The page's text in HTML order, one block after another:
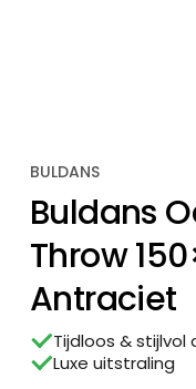
BULDANS
Buldans
Throw
Antraciet
Tijdloos & stijlvol
Luxe uitstraling